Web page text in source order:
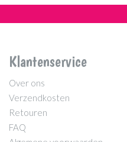
Klantenservice
Over ons
Verzendkosten
Retouren
FAQ